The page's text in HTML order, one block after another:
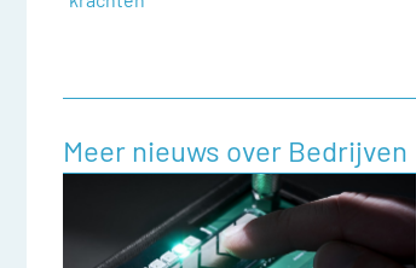
Meer nieuws over Bedrijven